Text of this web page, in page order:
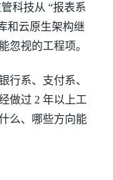
科技从 “报表系
和云原生架构继
忽视的工程项。
行系、支付系、
做过 2 年以上工
么、哪些方向能